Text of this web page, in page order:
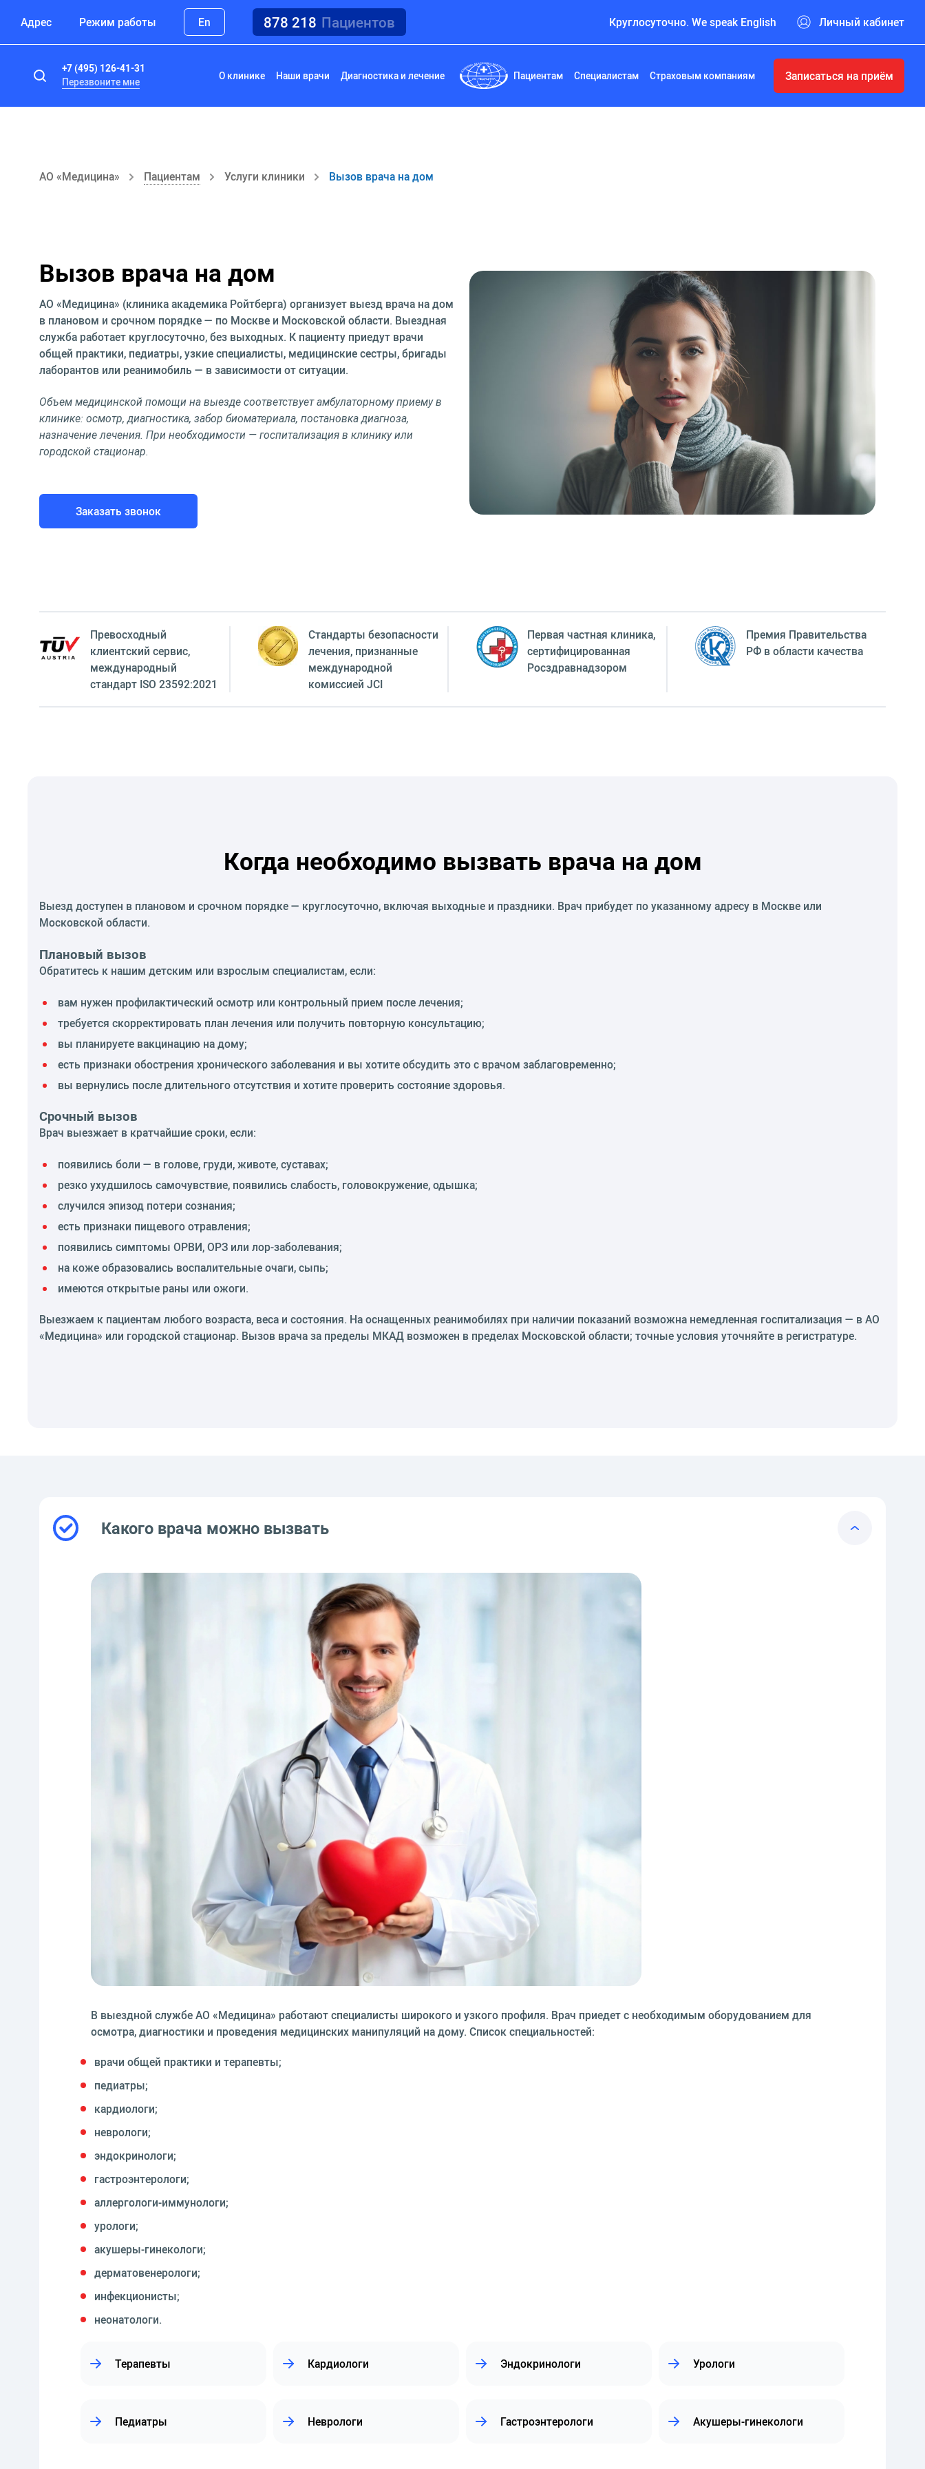
Адрес Режим работы En 878 218 Пациентов Круглосуточно. We speak English Личный кабинет
+7 (495) 126-41-31
Перезвоните мне
О клинике Наши врачи Диагностика и лечение Пациентам Специалистам Страховым компаниям Записаться на приём
АО «Медицина» Пациентам Услуги клиники Вызов врача на дом
Вызов врача на дом
АО «Медицина» (клиника академика Ройтберга) организует выезд врача на дом
в плановом и срочном порядке — по Москве и Московской области. Выездная
служба работает круглосуточно, без выходных. К пациенту приедут врачи
общей практики, педиатры, узкие специалисты, медицинские сестры, бригады
лаборантов или реанимобиль — в зависимости от ситуации.
Объем медицинской помощи на выезде соответствует амбулаторному приему в
клинике: осмотр, диагностика, забор биоматериала, постановка диагноза,
назначение лечения. При необходимости — госпитализация в клинику или
городской стационар.
Заказать звонок
Превосходный
клиентский сервиc,
международный
стандарт ISO 23592:2021
Стандарты безопасности
лечения, признанные
международной
комиссией JCI
Первая частная клиника,
сертифицированная
Росздравнадзором
Премия Правительства
РФ в области качества
Когда необходимо вызвать врача на дом
Выезд доступен в плановом и срочном порядке — круглосуточно, включая выходные и праздники. Врач прибудет по указанному адресу в Москве или
Московской области.
Плановый вызов
Обратитесь к нашим детским или взрослым специалистам, если:
вам нужен профилактический осмотр или контрольный прием после лечения;
требуется скорректировать план лечения или получить повторную консультацию;
вы планируете вакцинацию на дому;
есть признаки обострения хронического заболевания и вы хотите обсудить это с врачом заблаговременно;
вы вернулись после длительного отсутствия и хотите проверить состояние здоровья.
Срочный вызов
Врач выезжает в кратчайшие сроки, если:
появились боли — в голове, груди, животе, суставах;
резко ухудшилось самочувствие, появились слабость, головокружение, одышка;
случился эпизод потери сознания;
есть признаки пищевого отравления;
появились симптомы ОРВИ, ОРЗ или лор-заболевания;
на коже образовались воспалительные очаги, сыпь;
имеются открытые раны или ожоги.
Выезжаем к пациентам любого возраста, веса и состояния. На оснащенных реанимобилях при наличии показаний возможна немедленная госпитализация — в АО
«Медицина» или городской стационар. Вызов врача за пределы МКАД возможен в пределах Московской области; точные условия уточняйте в регистратуре.
Какого врача можно вызвать
В выездной службе АО «Медицина» работают специалисты широкого и узкого профиля. Врач приедет с необходимым оборудованием для
осмотра, диагностики и проведения медицинских манипуляций на дому. Список специальностей:
врачи общей практики и терапевты;
педиатры;
кардиологи;
неврологи;
эндокринологи;
гастроэнтерологи;
аллергологи-иммунологи;
урологи;
акушеры-гинекологи;
дерматовенерологи;
инфекционисты;
неонатологи.
Терапевты Кардиологи Эндокринологи Урологи
Педиатры Неврологи Гастроэнтерологи Акушеры-гинекологи